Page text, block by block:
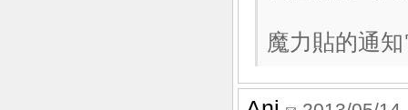
魔力貼的通